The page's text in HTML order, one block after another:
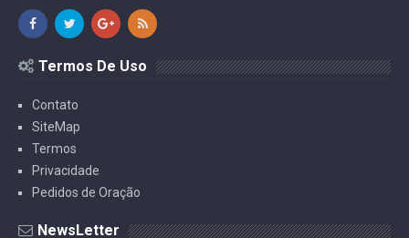
Termos De Uso
Contato
SiteMap
Termos
Privacidade
Pedidos de Oração
NewsLetter